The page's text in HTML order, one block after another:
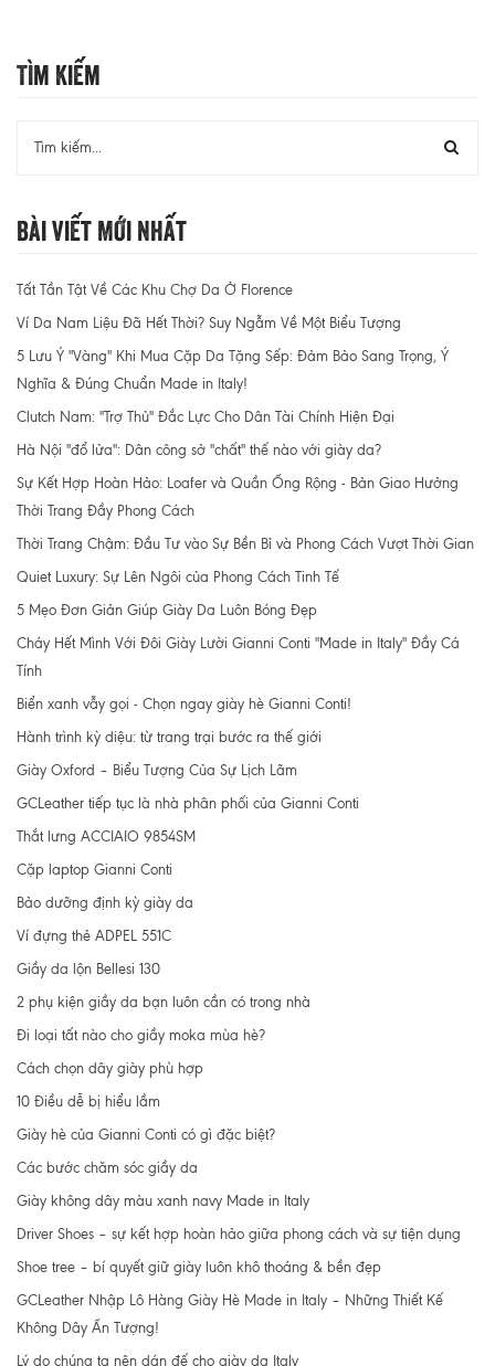
Tìm Kiếm
Bài Viết Mới Nhất
Tất Tần Tật Về Các Khu Chợ Da Ở Florence
Ví Da Nam Liệu Đã Hết Thời? Suy Ngẫm Về Một Biểu Tượng
5 Lưu Ý "Vàng" Khi Mua Cặp Da Tặng Sếp: Đảm Bảo Sang Trọng, Ý
Nghĩa & Đúng Chuẩn Made in Italy!
Clutch Nam: "Trợ Thủ" Đắc Lực Cho Dân Tài Chính Hiện Đại
Hà Nội "đổ lửa": Dân công sở "chất" thế nào với giày da?
Sự Kết Hợp Hoàn Hảo: Loafer và Quần Ống Rộng - Bản Giao Hưởng
Thời Trang Đầy Phong Cách
Thời Trang Chậm: Đầu Tư vào Sự Bền Bỉ và Phong Cách Vượt Thời Gian
Quiet Luxury: Sự Lên Ngôi của Phong Cách Tinh Tế
5 Mẹo Đơn Giản Giúp Giày Da Luôn Bóng Đẹp
Cháy Hết Mình Với Đôi Giày Lười Gianni Conti "Made in Italy" Đầy Cá
Tính
Biển xanh vẫy gọi - Chọn ngay giày hè Gianni Conti!
Hành trình kỳ diệu: từ trang trại bước ra thế giới
Giày Oxford – Biểu Tượng Của Sự Lịch Lãm
GCLeather tiếp tục là nhà phân phối của Gianni Conti
Thắt lưng ACCIAIO 9854SM
Cặp laptop Gianni Conti
Bảo dưỡng định kỳ giày da
Ví đựng thẻ ADPEL 551C
Giầy da lộn Bellesi 130
2 phụ kiện giầy da bạn luôn cần có trong nhà
Đi loại tất nào cho giầy moka mùa hè?
Cách chọn dây giày phù hợp
10 Điều dễ bị hiểu lầm
Giày hè của Gianni Conti có gì đặc biệt?
Các bước chăm sóc giầy da
Giày không dây màu xanh navy Made in Italy
Driver Shoes – sự kết hợp hoàn hảo giữa phong cách và sự tiện dụng
Shoe tree – bí quyết giữ giày luôn khô thoáng & bền đẹp
GCLeather Nhập Lô Hàng Giày Hè Made in Italy – Những Thiết Kế
Không Dây Ấn Tượng!
Lý do chúng ta nên dán đế cho giày da Italy